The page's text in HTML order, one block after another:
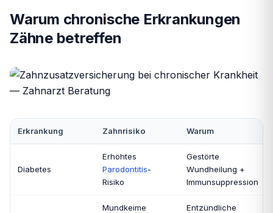
Warum chronische Erkrankungen
Zähne betreffen
Erkrankung Zahnrisiko Warum
Diabetes
Erhöhtes
Parodontitis-
Risiko
Gestörte
Wundheilung +
Immunsuppression
Mundkeime
Entzündliche